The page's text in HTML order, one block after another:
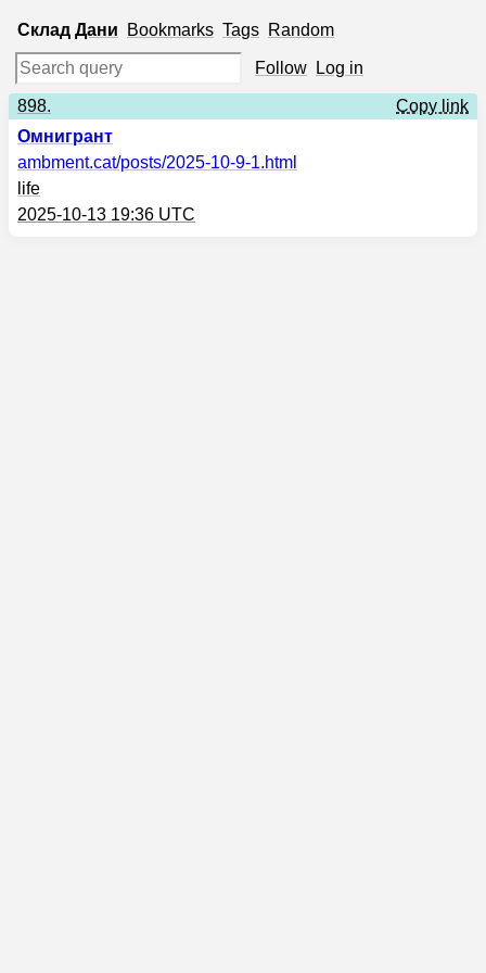
Склад Дани Bookmarks Tags Random
Follow Log in
898.
Copy link
Омнигрант
ambment.cat/posts/2025-10-9-1.html
life
2025-10-13 19:36 UTC